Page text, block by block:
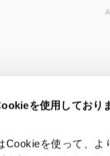
を使用しており
Cookieを使って、